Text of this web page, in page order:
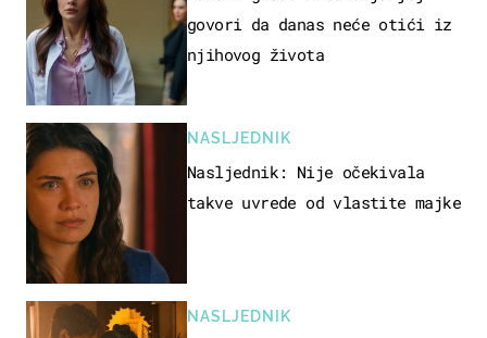
govori da danas neće otići iz
njihovog života
NASLJEDNIK
Nasljednik: Nije očekivala
takve uvrede od vlastite majke
NASLJEDNIK